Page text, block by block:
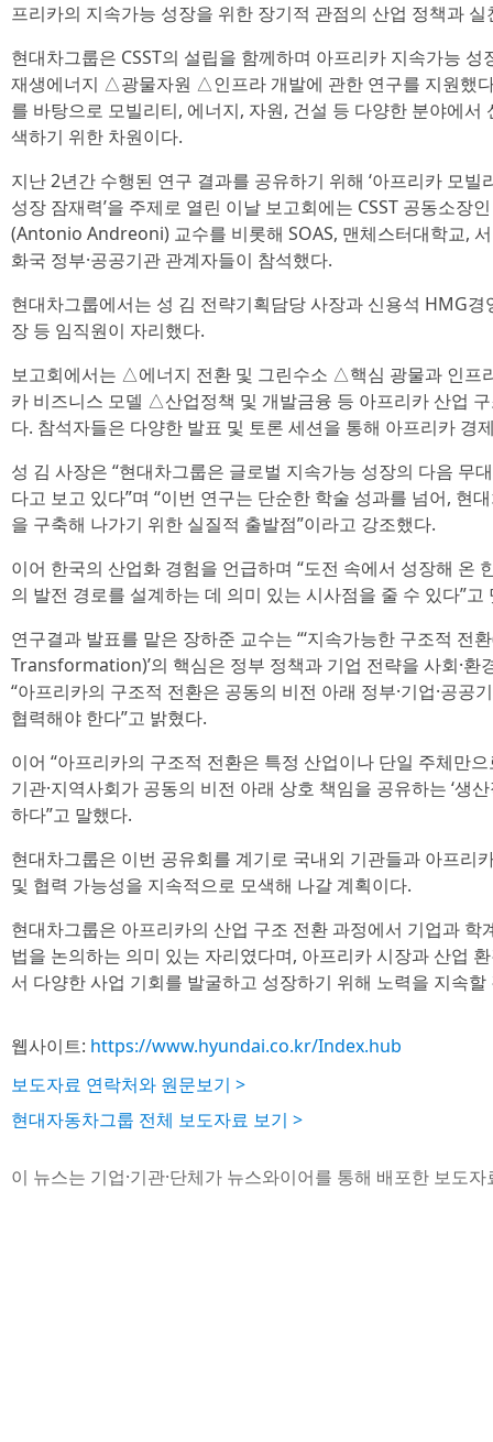
프리카의 지속가능 성장을 위한 장기적 관점의 산업 정책과
현대차그룹은 CSST의 설립을 함께하며 아프리카 지속가능
재생에너지 △광물자원 △인프라 개발에 관한 연구를 지원했
를 바탕으로 모빌리티, 에너지, 자원, 건설 등 다양한 분야에
색하기 위한 차원이다.
지난 2년간 수행된 연구 결과를 공유하기 위해 ‘아프리카 모
성장 잠재력’을 주제로 열린 이날 보고회에는 CSST 공동소장
(Antonio Andreoni) 교수를 비롯해 SOAS, 맨체스터대학교,
화국 정부·공공기관 관계자들이 참석했다.
현대차그룹에서는 성 김 전략기획담당 사장과 신용석 HMG
장 등 임직원이 자리했다.
보고회에서는 △에너지 전환 및 그린수소 △핵심 광물과 인
카 비즈니스 모델 △산업정책 및 개발금융 등 아프리카 산업
다. 참석자들은 다양한 발표 및 토론 세션을 통해 아프리카 경
성 김 사장은 “현대차그룹은 글로벌 지속가능 성장의 다음 무
다고 보고 있다”며 “이번 연구는 단순한 학술 성과를 넘어, 현
을 구축해 나가기 위한 실질적 출발점”이라고 강조했다.
이어 한국의 산업화 경험을 언급하며 “도전 속에서 성장해 온
의 발전 경로를 설계하는 데 의미 있는 시사점을 줄 수 있다”고
연구결과 발표를 맡은 장하준 교수는 “‘지속가능한 구조적
Transformation)’의 핵심은 정부 정책과 기업 전략을 사회·환
“아프리카의 구조적 전환은 공동의 비전 아래 정부·기업·공공
협력해야 한다”고 밝혔다.
이어 “아프리카의 구조적 전환은 특정 산업이나 단일 주체만으
기관·지역사회가 공동의 비전 아래 상호 책임을 공유하는 ‘생
하다”고 말했다.
현대차그룹은 이번 공유회를 계기로 국내외 기관들과 아프리
및 협력 가능성을 지속적으로 모색해 나갈 계획이다.
현대차그룹은 아프리카의 산업 구조 전환 과정에서 기업과
법을 논의하는 의미 있는 자리였다며, 아프리카 시장과 산업
서 다양한 사업 기회를 발굴하고 성장하기 위해 노력을 지속
웹사이트: https://www.hyundai.co.kr/Index.hub
보도자료 연락처와 원문보기 >
현대자동차그룹 전체 보도자료 보기 >
이 뉴스는 기업·기관·단체가 뉴스와이어를 통해 배포한 보도